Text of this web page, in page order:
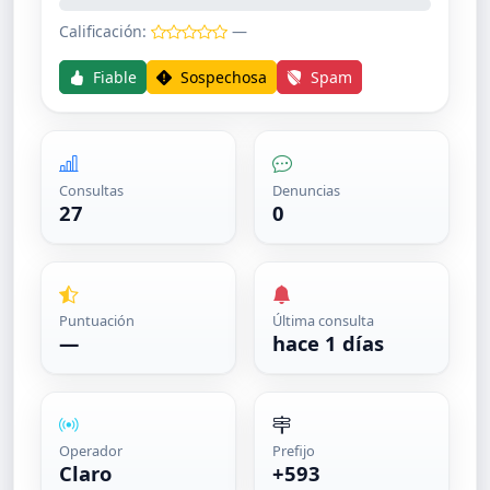
Calificación: —
Fiable Sospechosa Spam
Consultas
27
Denuncias
0
Puntuación
—
Última consulta
hace 1 días
Operador
Claro
Prefijo
+593